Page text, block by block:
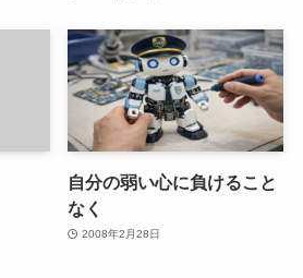
自分の弱い心に負けること
なく
2008年2月28日